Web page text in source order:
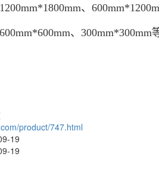
、
、300mm*300mm
product/747.html
19
19